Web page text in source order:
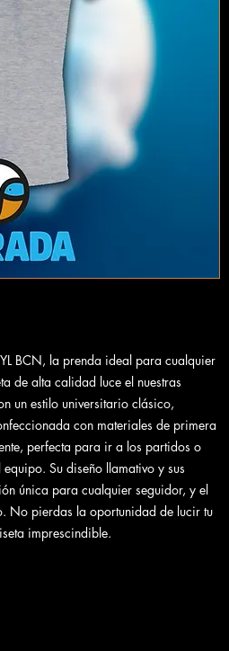
BCN, la prenda ideal para cualquier
de alta calidad luce el nuestras
un estilo universitario clásico,
con materiales de primera
perfecta para ir a los partidos o
Su diseño llamativo y sus
única para cualquier seguidor, y el
No pierdas la oportunidad de lucir tu
imprescindible.